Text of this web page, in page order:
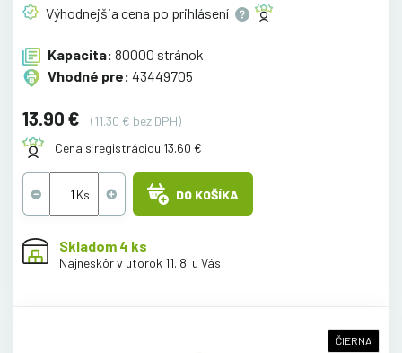
Výhodnejšia cena po prihlásení
Kapacita: 80000 stránok
Vhodné pre: 43449705
13.90 €
(11.30 € bez DPH)
Cena s registráciou 13.60 €
DO KOŠÍKA
Skladom 4 ks
Najneskôr v utorok 11. 8. u Vás
ČIERNA